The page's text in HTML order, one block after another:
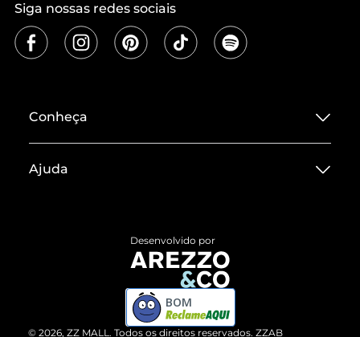
Siga nossas redes sociais
Conheça
Termos de Uso
ZZ MALL é confiável
Cartão Presente
Ajuda
Devolução do Produto
Compre pelo WhatsApp
© 2026, ZZ MALL. Todos os direitos reservados. ZZAB
Desenvolvido por
BOM